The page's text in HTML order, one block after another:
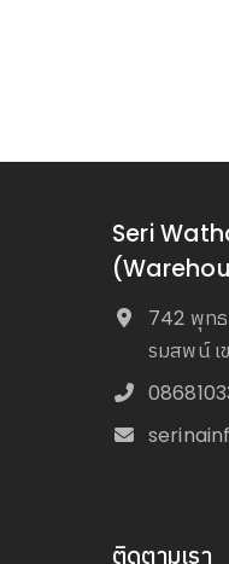
Seri
742 พุทธ
รมสพน์ เ
ติดตามเรา